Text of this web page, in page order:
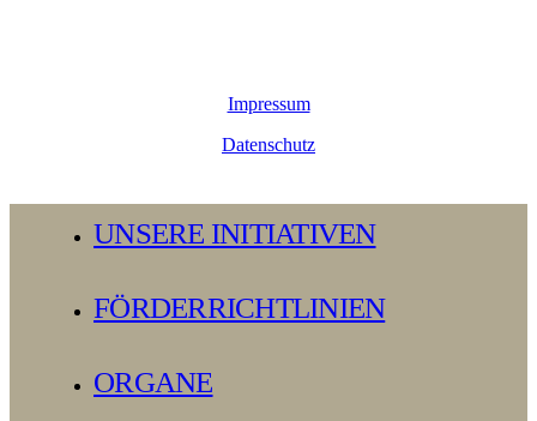
Impressum
Datenschutz
Menu
UNSERE INITIATIVEN
FÖRDERRICHTLINIEN
ORGANE